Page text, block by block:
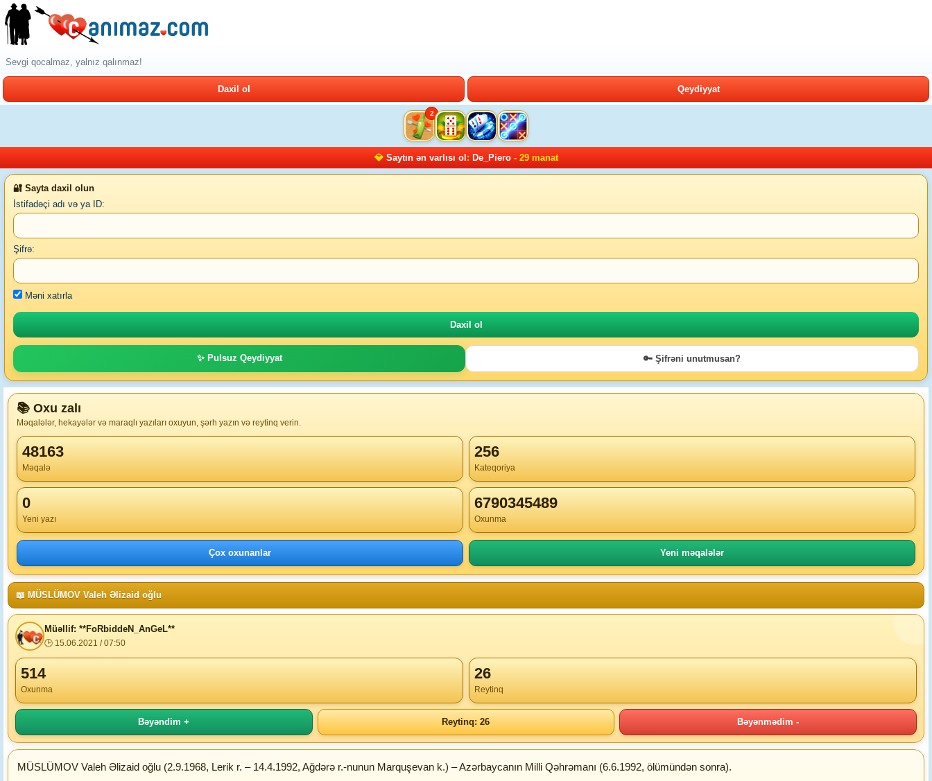
Sevgi qocalmaz, yalnız qalınmaz!
Daxil ol Qeydiyyat
2
💎 Saytın ən varlısı ol : De_Piero- 29 manat
🔐 Sayta daxil olun
İstifadəçi adı və ya ID:
Şifrə:
Məni xatırla
✨ Pulsuz Qeydiyyat 🔑 Şifrəni unutmusan?
📚 Oxu zalı
Məqalələr, hekayələr və maraqlı yazıları oxuyun, şərh yazın və reytinq verin.
48163
Məqalə
256
Kateqoriya
0
Yeni yazı
6790345489
Oxunma
Çox oxunanlar Yeni məqalələr
📖 MÜSLÜMOV Valeh Əlizaid oğlu
Müəllif: **FoRbiddeN_AnGeL**
🕒 15.06.2021 / 07:50
514
Oxunma
26
Reytinq
Bəyəndim + Reytinq: 26 Bəyənmədim -
MÜSLÜMOV Valeh Əlizaid oğlu (2.9.1968, Lerik r. – 14.4.1992, Ağdərə r.-nunun Marquşevan k.) – Azərbaycanın Milli Qəhrəmanı (6.6.1992, ölümündən sonra).